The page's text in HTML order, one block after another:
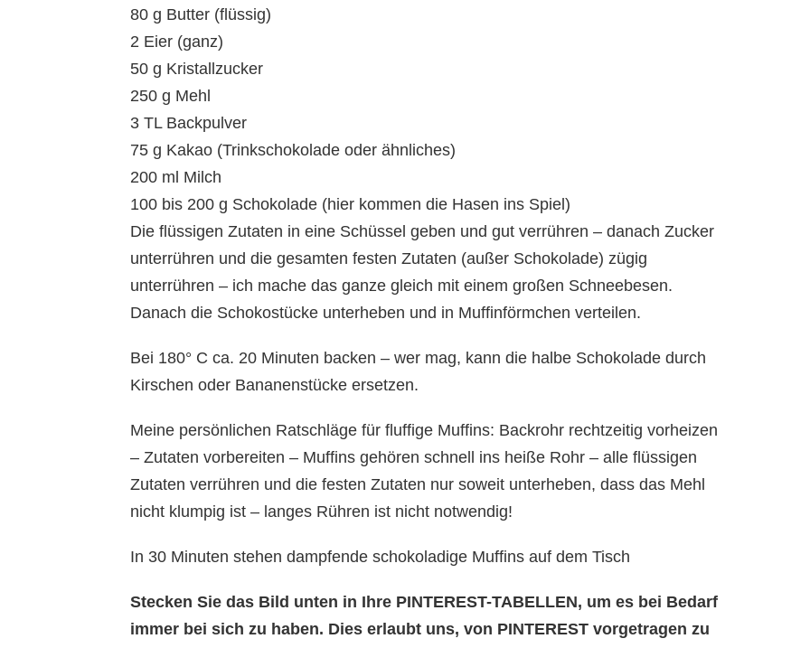
80 g Butter (flüssig)
2 Eier (ganz)
50 g Kristallzucker
250 g Mehl
3 TL Backpulver
75 g Kakao (Trinkschokolade oder ähnliches)
200 ml Milch
100 bis 200 g Schokolade (hier kommen die Hasen ins Spiel)
Die flüssigen Zutaten in eine Schüssel geben und gut verrühren – danach Zucker
unterrühren und die gesamten festen Zutaten (außer Schokolade) zügig
unterrühren – ich mache das ganze gleich mit einem großen Schneebesen.
Danach die Schokostücke unterheben und in Muffinförmchen verteilen.
Bei 180° C ca. 20 Minuten backen – wer mag, kann die halbe Schokolade durch
Kirschen oder Bananenstücke ersetzen.
Meine persönlichen Ratschläge für fluffige Muffins: Backrohr rechtzeitig vorheizen
– Zutaten vorbereiten – Muffins gehören schnell ins heiße Rohr – alle flüssigen
Zutaten verrühren und die festen Zutaten nur soweit unterheben, dass das Mehl
nicht klumpig ist – langes Rühren ist nicht notwendig!
In 30 Minuten stehen dampfende schokoladige Muffins auf dem Tisch
Stecken Sie das Bild unten in Ihre PINTEREST-TABELLEN, um es bei Bedarf
immer bei sich zu haben. Dies erlaubt uns, von PINTEREST vorgetragen zu